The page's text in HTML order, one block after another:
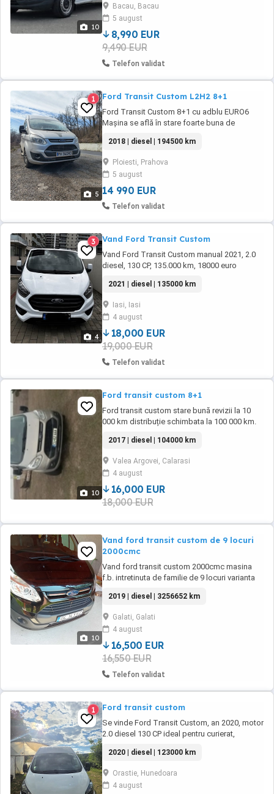
10
TOATA TARA MOTORIZARE - 2.2 diesel - 125
cp - euro 5 - cutie manuala 6+1 - 187.000 km
DOTARI - aer ...
Bacau, Bacau
5 august
8,990 EUR
9,490 EUR
Telefon validat
5
1 Ford Transit Custom L2H2 8+1
Ford Transit Custom 8+1 cu adblu EURO6
Mașina se află în stare foarte buna de
automat Senzori parcare fata și spate
Senzori ploaie și lumini Senzori presiune roti
Camera de mers înapoi Camera trafic față și
spate Clarion Aer condiționat manual
funcțional Oglinzi ...
2018 | diesel | 194500 km
Ploiesti, Prahova
5 august
14 990 EUR
Telefon validat
4
3 Vand Ford Transit Custom
Vand Ford Transit Custom manual 2021, 2.0
diesel, 130 CP, 135.000 km, 18000 euro
2021 | diesel | 135000 km
Iasi, Iasi
4 august
18,000 EUR
19,000 EUR
Telefon validat
10
Ford transit custom 8+1
Ford transit custom stare bună revizii la 10
000 km distribuție schimbata la 100 000 km.
2017 | diesel | 104000 km
Valea Argovei, Calarasi
4 august
16,000 EUR
18,000 EUR
10
Vand ford transit custom de 9 locuri
2000cmc
Vand ford transit custom 2000cmc masina
f.b. intretinuta de familie de 9 locuri varianta
la tel. Nu fac schimburi.
2019 | diesel | 3256652 km
Galati, Galati
4 august
16,500 EUR
16,550 EUR
Telefon validat
1 Ford transit custom
Se vinde Ford Transit Custom, an 2020, motor
2.0 diesel 130 CP ideal pentru curierat,
camping car,inaltimea si spatiul fiind ideale!
Kilometri reali: 122.000 km (dovediți cu acte)
Istoric complet + revizii la zi Distribuție
schimbată + ulei și filtre ...
2020 | diesel | 123000 km
Orastie, Hunedoara
4 august